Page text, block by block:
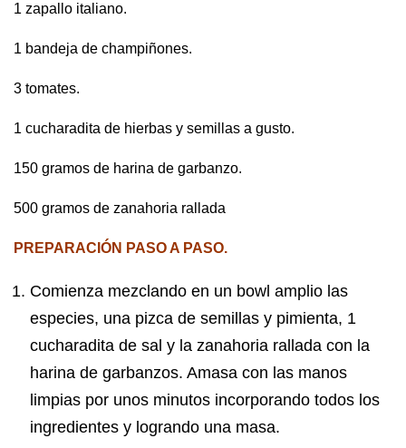
1 zapallo italiano.
1 bandeja de champiñones.
3 tomates.
1 cucharadita de hierbas y semillas a gusto.
150 gramos de harina de garbanzo.
500 gramos de zanahoria rallada
PREPARACIÓN PASO A PASO.
Comienza mezclando en un bowl amplio las
especies, una pizca de semillas y pimienta, 1
cucharadita de sal y la zanahoria rallada con la
harina de garbanzos. Amasa con las manos
limpias por unos minutos incorporando todos los
ingredientes y logrando una masa.